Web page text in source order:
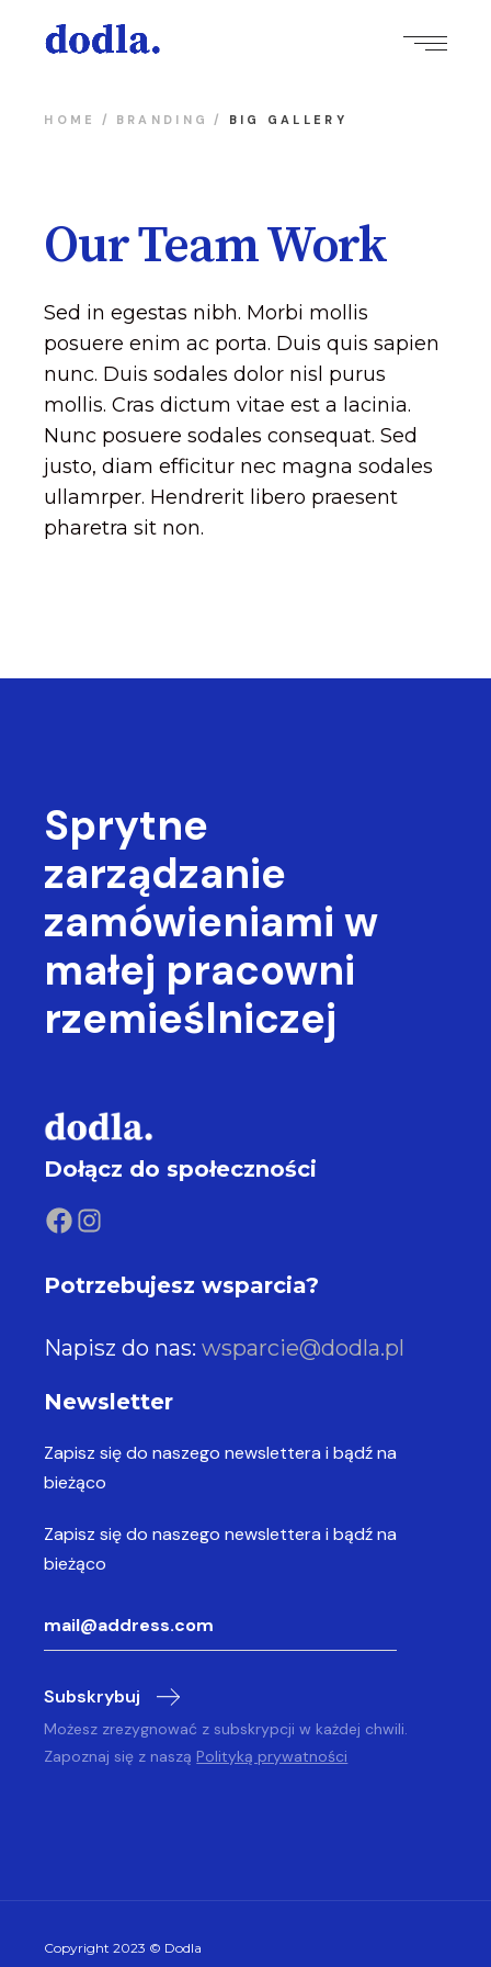
HOME BRANDING BIG GALLERY
Our Team Work
Sed in egestas nibh. Morbi mollis
posuere enim ac porta. Duis quis sapien
nunc. Duis sodales dolor nisl purus
mollis. Cras dictum vitae est a lacinia.
Nunc posuere sodales consequat. Sed
justo, diam efficitur nec magna sodales
ullamrper. Hendrerit libero praesent
pharetra sit non.
Sprytne
zarządzanie
zamówieniami w
małej pracowni
rzemieślniczej
Dołącz do społeczności
Potrzebujesz wsparcia?
Napisz do nas:wsparcie@dodla.pl
Newsletter
Zapisz się do naszego newsletterai bądź na
bieżąco
Zapisz się do naszego newsletterai bądź na
bieżąco
Subskrybuj
Możesz zrezygnować z subskrypcji w każdej chwili.
Zapoznaj się z naszą Polityką prywatności
Copyright 2023 © Dodla